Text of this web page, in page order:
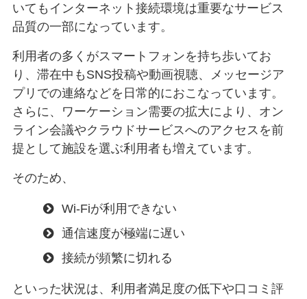
いてもインターネット接続環境は重要なサービス
品質の一部になっています。
利用者の多くがスマートフォンを持ち歩いてお
り、滞在中もSNS投稿や動画視聴、メッセージア
プリでの連絡などを日常的におこなっています。
さらに、ワーケーション需要の拡大により、オン
ライン会議やクラウドサービスへのアクセスを前
提として施設を選ぶ利用者も増えています。
そのため、
Wi-Fiが利用できない
通信速度が極端に遅い
接続が頻繁に切れる
といった状況は、利用者満足度の低下や口コミ評